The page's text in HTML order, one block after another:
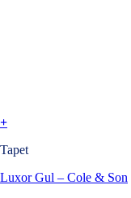
+
Tapet
Luxor Gul – Cole & Son